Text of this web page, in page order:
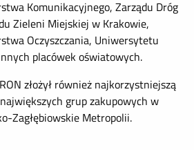
Komunikacyjnego, Zarządu Dróg
Zieleni Miejskiej w Krakowie,
Oczyszczania, Uniwersytetu
placówek oświatowych.
złożył również najkorzystniejszą
grup zakupowych w
Zagłębiowskie Metropolii.